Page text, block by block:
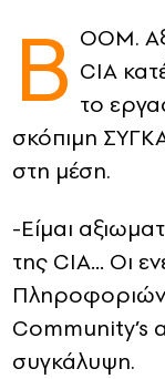
B OOM.
CIA
το
σκόπιμη
στη μέση.
-Είμαι
της CIA… Οι
Community’s
συγκάλυψη.